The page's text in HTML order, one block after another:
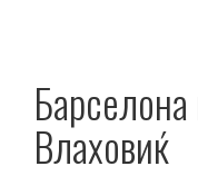
Влаховиќ